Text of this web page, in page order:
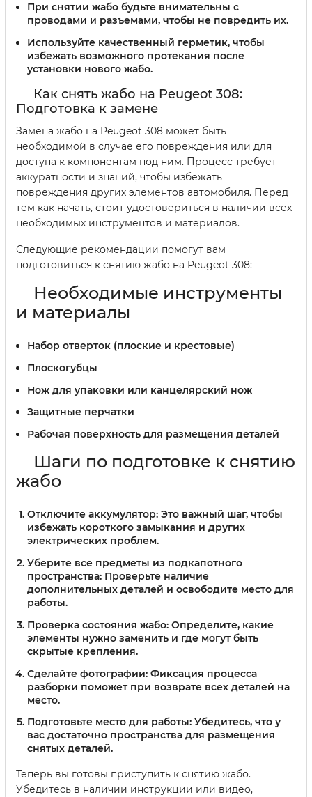
При снятии жабо будьте внимательны с
проводами и разъемами, чтобы не повредить их.
Используйте качественный герметик, чтобы
избежать возможного протекания после
установки нового жабо.
Как снять жабо на Peugeot 308:
Подготовка к замене
Замена жабо на Peugeot 308 может быть
необходимой в случае его повреждения или для
доступа к компонентам под ним. Процесс требует
аккуратности и знаний, чтобы избежать
повреждения других элементов автомобиля. Перед
тем как начать, стоит удостовериться в наличии всех
необходимых инструментов и материалов.
Следующие рекомендации помогут вам
подготовиться к снятию жабо на Peugeot 308:
Необходимые инструменты
и материалы
Набор отверток (плоские и крестовые)
Плоскогубцы
Нож для упаковки или канцелярский нож
Защитные перчатки
Рабочая поверхность для размещения деталей
Шаги по подготовке к снятию
жабо
Отключите аккумулятор: Это важный шаг, чтобы
избежать короткого замыкания и других
электрических проблем.
Уберите все предметы из подкапотного
пространства: Проверьте наличие
дополнительных деталей и освободите место для
работы.
Проверка состояния жабо: Определите, какие
элементы нужно заменить и где могут быть
скрытые крепления.
Сделайте фотографии: Фиксация процесса
разборки поможет при возврате всех деталей на
место.
Подготовьте место для работы: Убедитесь, что у
вас достаточно пространства для размещения
снятых деталей.
Теперь вы готовы приступить к снятию жабо.
Убедитесь в наличии инструкции или видео,